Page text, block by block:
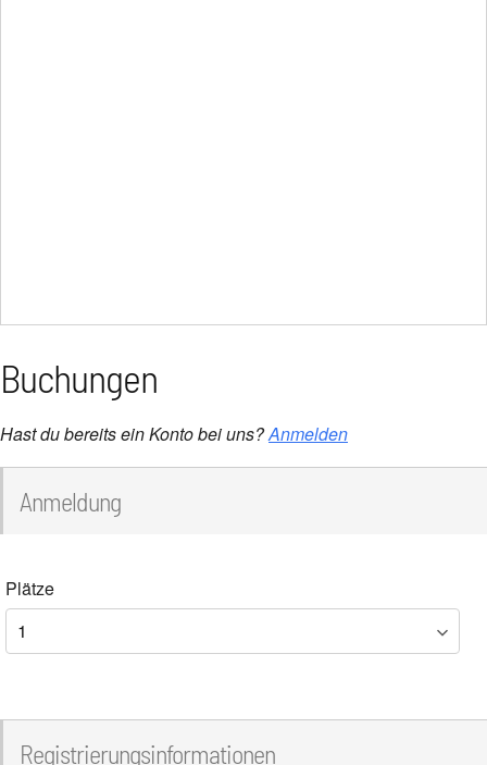
Buchungen
Hast du bereits ein Konto bei uns?Anmelden
Anmeldung
Plätze
Registrierungsinformationen